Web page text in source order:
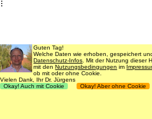
Guten Tag!
Welche Daten wie erhoben, gespeichert
Datenschutz-Infos . Mit der Nutzung dieser
mit denNutzungsbedingungen im
ob mit oder ohne Cookie.
Vielen Dank, Ihr Dr. Jürgens
Okay! Auch mit Cookie
Okay! Aber ohne Cookie